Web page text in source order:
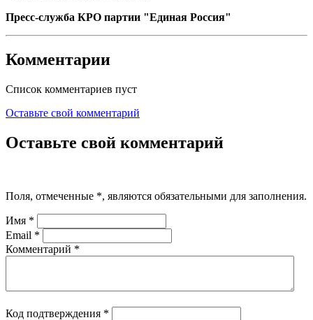
Пресс-служба КРО партии "Единая Россия"
Комментарии
Список комментариев пуст
Оставьте свой комментарий
Оставьте свой комментарий
Поля, отмеченные *, являются обязательными для заполнения.
Имя *
Email *
Комментарий *
Код подтверждения *